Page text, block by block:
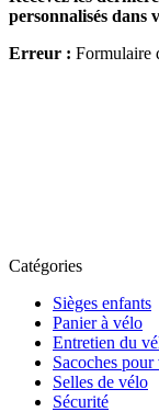
personnalisés dans
Erreur : Formulaire
Catégories
Sièges enfants
Panier à vélo
Entretien du
Sacoches pour
Selles de vélo
Sécurité